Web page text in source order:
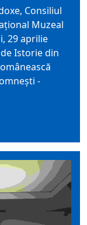
Consiliul
Muzeal
29 aprilie
Istorie din
-